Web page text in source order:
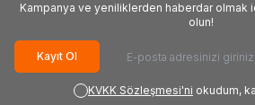
Kampanya ve yeniliklerden haberdar olmak
olun!
Kayıt Ol
KVKK Sözleşmesi'ni okudum,